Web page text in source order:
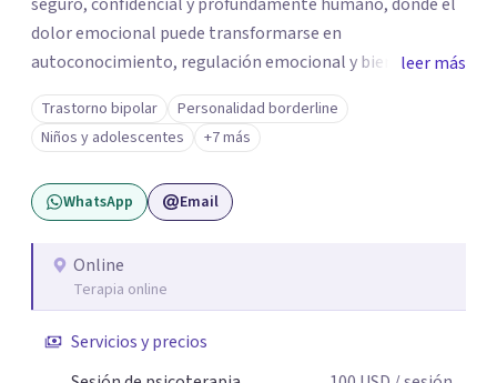
dolor emocional puede transformarse en
autoconocimiento, regulación emocional y bienestar.
Trabajo desde un enfoque integrativo que combina
psicoanálisis, terapia somática y de trauma, psicología
corporal, Mentalization Based Therapy (MBT),
hipnoterapia y respiración neurodinámica, integrando
actualmente la Psicología Analítica Junguiana. Mi
ecopsicología y el trabajo simbólico con el inconsciente,
entendiendo que cada proceso terapéutico es único y
leer más
Trastorno bipolar
Personalidad borderline
Niños y adolescentes
+7 más
WhatsApp Email
Online
Terapia online
Servicios y precios